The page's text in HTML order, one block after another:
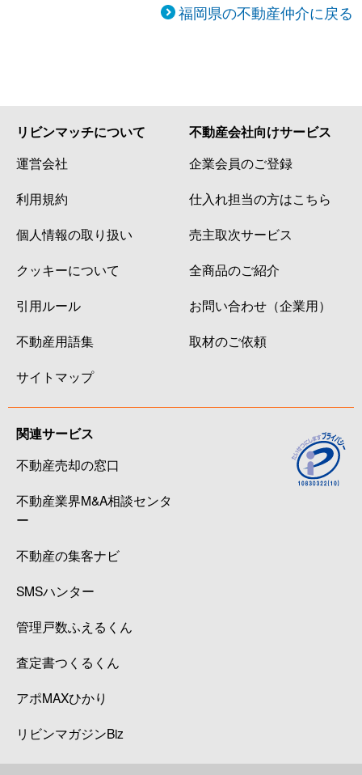
福岡県の不動産仲介に戻る
リビンマッチについて
運営会社
利用規約
個人情報の取り扱い
クッキーについて
引用ルール
不動産用語集
サイトマップ
不動産会社向けサービス
企業会員のご登録
仕入れ担当の方はこちら
売主取次サービス
全商品のご紹介
お問い合わせ（企業用）
取材のご依頼
関連サービス
不動産売却の窓口
不動産業界M&A相談センタ
ー
不動産の集客ナビ
SMSハンター
管理戸数ふえるくん
査定書つくるくん
アポMAXひかり
リビンマガジンBiz